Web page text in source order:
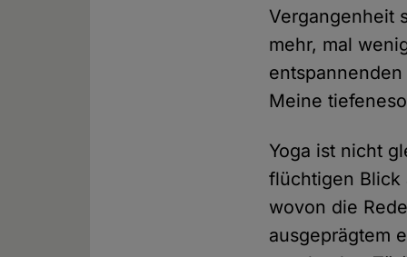
Vergangenheit
mehr, mal
Meine
Yoga ist nicht
flüchtigen Blick
wovon die
ausgeprägtem